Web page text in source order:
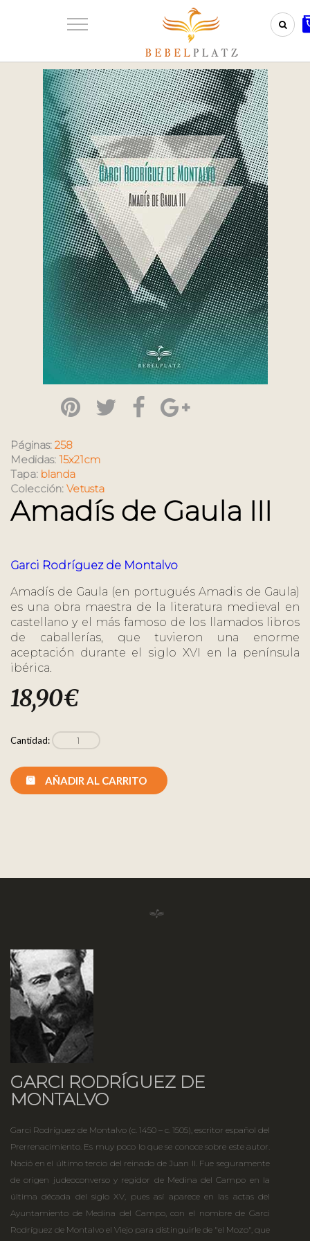
Páginas: 258
Medidas: 15x21cm
Tapa: blanda
Colección: Vetusta
Amadís de Gaula III
Garci Rodríguez de Montalvo
Amadís de Gaula (en portugués Amadis de Gaula)
es una obra maestra de la literatura medieval en
castellano y el más famoso de los llamados libros
de caballerías, que tuvieron una enorme
aceptación durante el siglo XVI en la península
ibérica.
18,90€
Cantidad:
AÑADIR AL CARRITO
GARCI RODRÍGUEZ DE
MONTALVO
Garci Rodríguez de Montalvo (c. 1450 – c. 1505), escritor español del
Prerrenacimiento. Es muy poco lo que se conoce sobre este autor.
Nació en el último tercio del reinado de Juan II. Fue seguramente
de origen judeoconverso y regidor de Medina del Campo en la
última década del siglo XV, pues así aparece en las actas del
Ayuntamiento de Medina del Campo, con el nombre de Garci
Rodríguez de Montalvo el Viejo para distinguirle de "el Mozo", que